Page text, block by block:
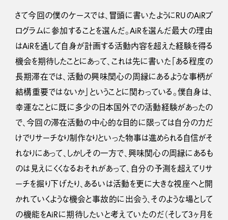
さて今回の僕のケースでは、冒頭に書いたようにRUのAiRプ
ログラムに参加することを選んだ。AiRを選んだ最大の理由
はAiRを通して自身が計画する活動内容を超えた経験を得る
機会を期待したことにあって、これは先に書いた「ある程度の
長期滞在では、活動の興味関心の周縁にあるような事柄が
結構重要ではないか」ということに関わっている。僕自身は、
幸運なことに既に多少の日本国外での活動経験があったの
で、今回の滞在活動の中心的な目的に限っては自分の力だ
けでリサーチなり制作なりといった物事は進められる自信がそ
れなりにあって、しかしその一方で、興味関心の周縁にあるも
のは見えにくくなるおそれがあって、自分の予測を超えてリサ
ーチを掘り下げたり、あるいは活動を更に大きな視座へと開
かれていくような機会と事故的に出会う、そのような場として
の機能をAiRに期待したいと考えていたのだ（そして3ヶ月を